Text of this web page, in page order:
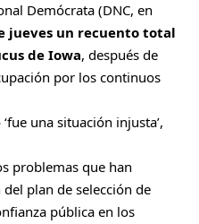
Demócrata (DNC, en
jueves un recuento total
de Iowa, después de
por los continuos
una situación injusta’,
problemas que han
plan de selección de
pública en los